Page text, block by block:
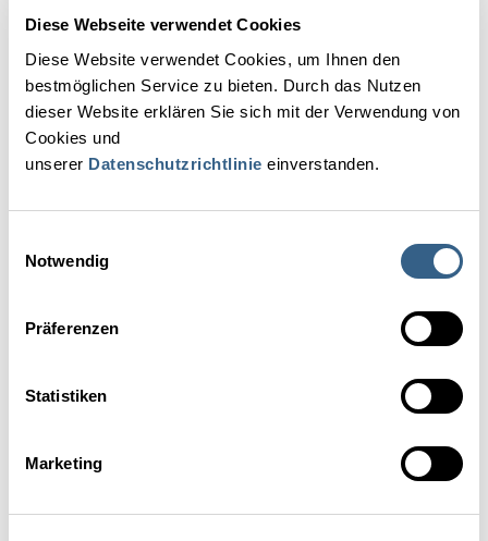
Diese Webseite verwendet Cookies
Diese Website verwendet Cookies, um Ihnen den
bestmöglichen Service zu bieten. Durch das Nutzen
dieser Website erklären Sie sich mit der Verwendung von
Cookies und
unserer Datenschutzrichtlinie einverstanden.
Notwendig
Präferenzen
Statistiken
Marketing
Erfahren Sie, wie das renommierte 4*S Wellnesshotel Riedlberg
bei der Finanzierung eines neuen E-Autos von hoxami.com